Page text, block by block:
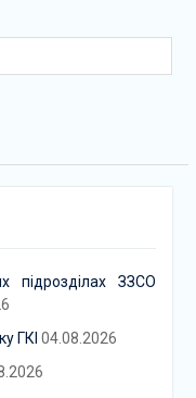
підрозділах ЗЗСО
ГКІ 04.08.2026